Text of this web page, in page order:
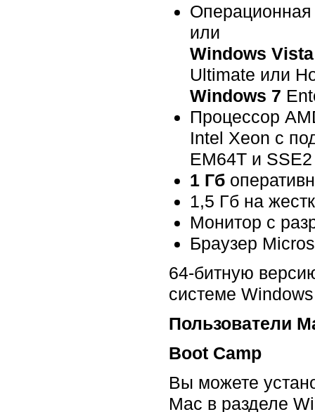
или
Windows Vista
Ultimate или
Windows 7
Процессор
Intel Xeon с
EM64T и SSE2
1 Гб
1,5 Гб на
Монитор с
Браузер
64-битную
системе
Пользователи
Boot Camp
Вы можете
Mac в разделе